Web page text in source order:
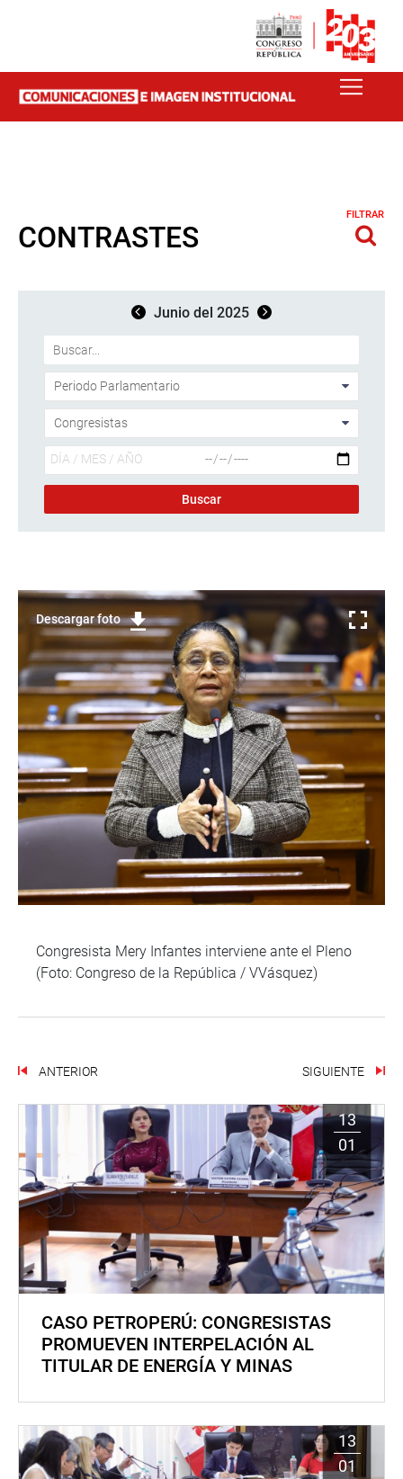
CONTRASTES
FILTRAR
Junio del 2025
Descargar foto
Congresista Mery Infantes interviene ante el Pleno
(Foto: Congreso de la República / VVásquez)
ANTERIOR SIGUIENTE
13
01
CASO PETROPERÚ: CONGRESISTAS
PROMUEVEN INTERPELACIÓN AL
TITULAR DE ENERGÍA Y MINAS
13
01